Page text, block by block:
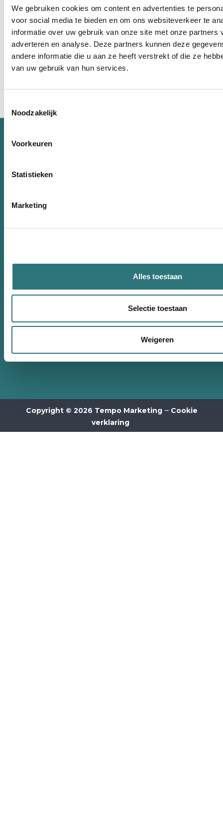
We gebruiken cookies om content en advertenties te
voor social media te bieden en om ons websiteverkeer te
informatie over uw gebruik van onze site met onze partners
adverteren en analyse. Deze partners kunnen deze
andere informatie die u aan ze heeft verstrekt of die ze
van uw gebruik van hun services.
Noodzakelijk
Voorkeuren
Statistieken
Marketing
Alles toestaan
Selectie toestaan
Weigeren
Werkdagen:
Aanwezig in Veenendaal
Terug naar het teamoverzicht
Van Rij Mondzorg Veenendaal &
Copyright © 2026 Tempo Marketing–Cookie
verklaring